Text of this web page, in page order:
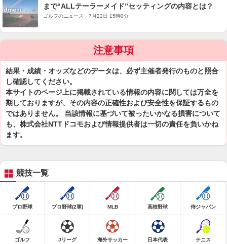
まで“ALLテーラーメイド”セッティングの内容とは？
ゴルフのニュース 7月22日 15時0分
注意事項
結果・成績・オッズなどのデータは、必ず主催者発行のものと照合
し確認してください。
本サイトのページ上に掲載されている情報の内容に関しては万全を
期しておりますが、その内容の正確性および安全性を保証するもの
ではありません。 当該情報に基づいて被ったいかなる損害について
も、株式会社NTTドコモおよび情報提供者は一切の責任を負いかね
ます。
競技一覧
プロ野球 プロ野球(2軍) MLB 高校野球 侍ジャパン
ゴルフ Jリーグ 海外サッカー 日本代表 テニス